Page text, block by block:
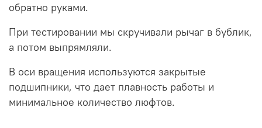
обратно руками.
При тестировании мы скручивали рычаг в бублик,
а потом выпрямляли.
В оси вращения используются закрытые
подшипники, что дает плавность работы и
минимальное количество люфтов.